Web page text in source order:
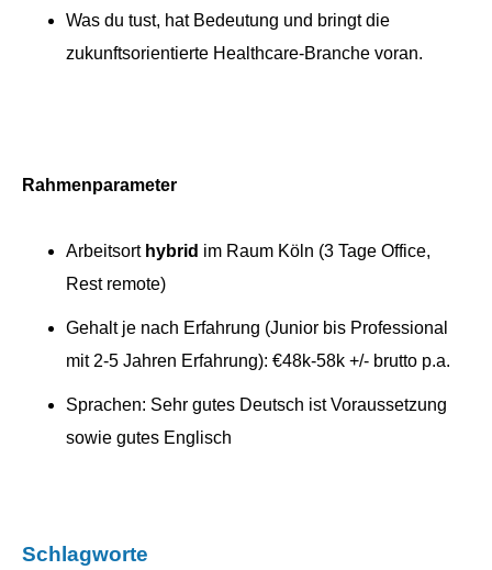
Was du tust, hat Bedeutung und bringt die
zukunftsorientierte Healthcare-Branche voran.
Rahmenparameter
Arbeitsort hybrid im Raum Köln (3 Tage Office,
Rest remote)
Gehalt je nach Erfahrung (Junior bis Professional
mit 2-5 Jahren Erfahrung): €48k-58k +/- brutto p.a.
Sprachen: Sehr gutes Deutsch ist Voraussetzung
sowie gutes Englisch
Schlagworte